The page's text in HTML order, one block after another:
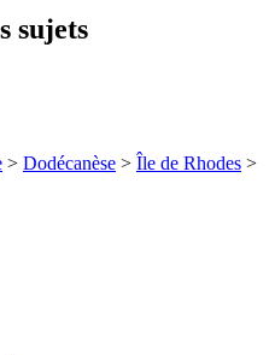
sujets
> Dodécanèse > Île de Rhodes >